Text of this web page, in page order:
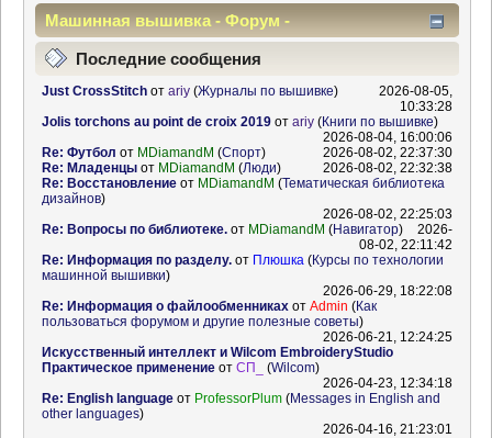
Машинная вышивка - Форум -
Информационный центр
Последние сообщения
Just CrossStitchот ariy(Журналы по вышивке)
2026-08-05,
10:33:28
Jolis torchons au point de croix 2019от ariy(Книги по вышивке)
2026-08-04, 16:00:06
Re: Футбол от MDiamandM (Спорт)
2026-08-02, 22:37:30
Re: Младенцыот MDiamandM (Люди)
2026-08-02, 22:32:38
Re: Восстановлениеот MDiamandM (Тематическая библиотека
дизайнов)
2026-08-02, 22:25:03
Re: Вопросы по библиотеке.от MDiamandM (Навигатор)
2026-
08-02, 22:11:42
Re: Информация по разделу.от Плюшка (Курсы по технологии
машинной вышивки)
2026-06-29, 18:22:08
Re: Информация о файлообменникахот Admin (Как
пользоваться форумом и другие полезные советы)
2026-06-21, 12:24:25
Искусственный интеллект и Wilcom EmbroideryStudio
Практическое применениеот СП_ (Wilcom)
2026-04-23, 12:34:18
Re: English languageот ProfessorPlum(Messages in English and
other languages)
2026-04-16, 21:23:01